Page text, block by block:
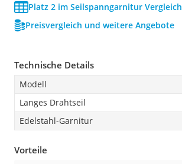
Platz 2 im Seilspanngarnitur Vergleich
Preisvergleich und weitere Angebote
Technische Details
Modell
Langes Drahtseil
Edelstahl-Garnitur
Vorteile